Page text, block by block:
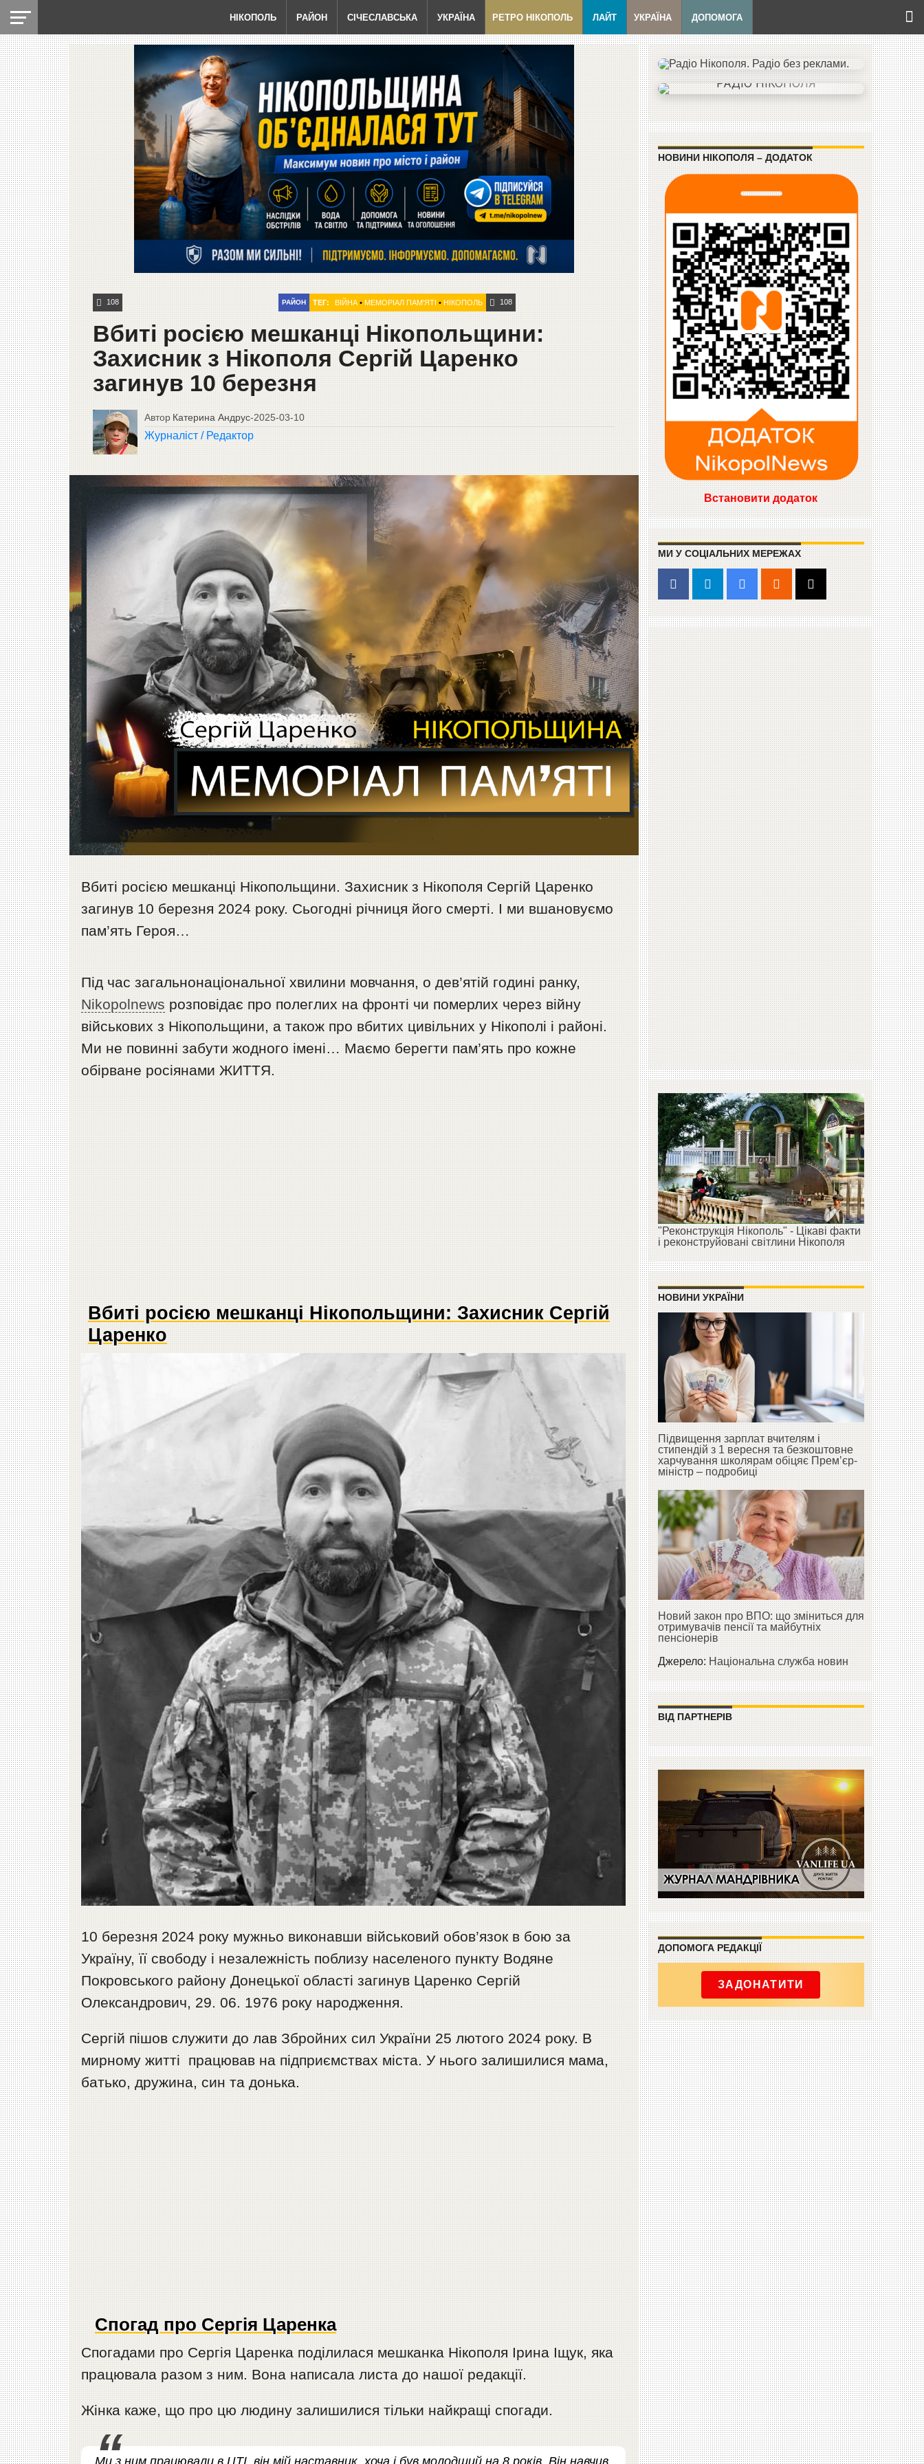
НІКОПОЛЬ РАЙОН СІЧЕСЛАВСЬКА УКРАЇНА РЕТРО НІКОПОЛЬ ЛАЙТ УКРАЇНА ДОПОМОГА
108 РАЙОН ТЕГ: ВІЙНА• МЕМОРІАЛ ПАМ'ЯТІ • НІКОПОЛЬ 108
Вбиті росією мешканці Нікопольщини:
Захисник з Нікополя Сергій Царенко
загинув 10 березня
Автор Катерина Андрус-2025-03-10
Журналіст / Редактор
Вбиті росією мешканці Нікопольщини. Захисник з Нікополя Сергій Царенко
загинув 10 березня 2024 року. Сьогодні річниця його смерті. І ми вшановуємо
пам’ять Героя…
Під час загальнонаціональної хвилини мовчання, о дев’ятій годині ранку,
Nikopolnews розповідає про полеглих на фронті чи померлих через війну
військових з Нікопольщини, а також про вбитих цивільних у Нікополі і районі.
Ми не повинні забути жодного імені… Маємо берегти пам’ять про кожне
обірване росіянами ЖИТТЯ.
Вбиті росією мешканці Нікопольщини: Захисник Сергій
Царенко
10 березня 2024 року мужньо виконавши військовий обов’язок в бою за
Україну, її свободу і незалежність поблизу населеного пункту Водяне
Покровського району Донецької області загинув Царенко Сергій
Олександрович, 29. 06. 1976 року народження.
Сергій пішов служити до лав Збройних сил України 25 лютого 2024 року. В
мирному житті працював на підприємствах міста. У нього залишилися мама,
батько, дружина, син та донька.
Спогад про Сергія Царенка
Спогадами про Сергія Царенка поділилася мешканка Нікополя Ірина Іщук, яка
працювала разом з ним. Вона написала листа до нашої редакції.
Жінка каже, що про цю людину залишилися тільки найкращі спогади.
НОВИНИ НІКОПОЛЯ – ДОДАТОК
Встановити додаток
МИ У СОЦІАЛЬНИХ МЕРЕЖАХ
"Реконструкція Нікополь" - Цікаві факти
і реконструйовані світлини Нікополя
НОВИНИ УКРАЇНИ
Підвищення зарплат вчителям і
стипендій з 1 вересня та безкоштовне
харчування школярам обіцяє Прем’єр-
міністр – подробиці
Новий закон про ВПО: що зміниться для
отримувачів пенсії та майбутніх
пенсіонерів
Джерело:Національна служба новин
ВІД ПАРТНЕРІВ
ДОПОМОГА РЕДАКЦІЇ
ЗАДОНАТИТИ